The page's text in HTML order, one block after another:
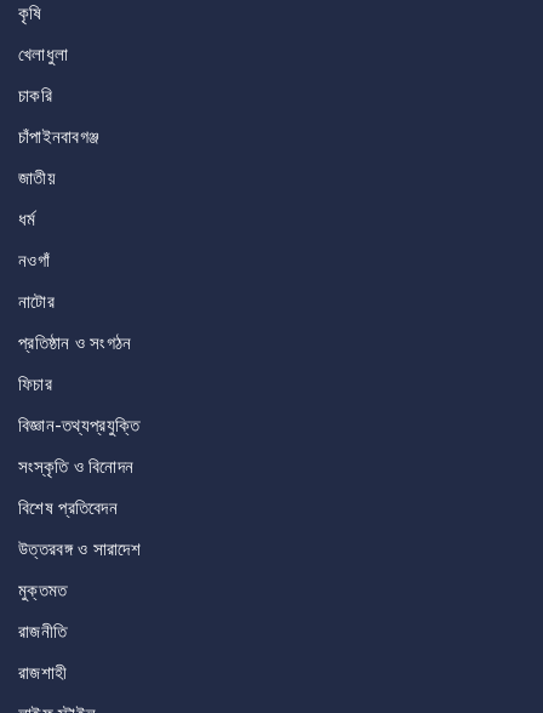
কৃষি
খেলাধুলা
চাকরি
চাঁপাইনবাবগঞ্জ
জাতীয়
ধর্ম
নওগাঁ
নাটোর
প্রতিষ্ঠান ও সংগঠন
ফিচার
বিজ্ঞান-তথ্যপ্রযুক্তি
সংস্কৃতি ও বিনোদন
বিশেষ প্রতিবেদন
উত্তরবঙ্গ ও সারাদেশ
মুক্তমত
রাজনীতি
রাজশাহী